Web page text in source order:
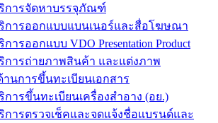
การจัดหาบรรจุภัณฑ์
การออกแบบแบนเนอร์และสื่อโฆษณา
การออกแบบ VDO Presentation Product
การถ่ายภาพสินค้า และแต่งภาพ
านการขึ้นทะเบียนเอกสาร
การขึ้นทะเบียนเครื่องสำอาง (อย.)
การตรวจเช็คและจดแจ้งชื่อแบรนด์และ